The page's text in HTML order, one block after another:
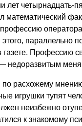
лет четырнадцать-
математический
параллельно
газете. Профессию
недоразвитым меня
по расхожему
игрушки тупят
неизбежно
к знакомому